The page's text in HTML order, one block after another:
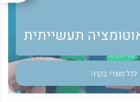
תעשייתית
לכל מוצרי בקרה